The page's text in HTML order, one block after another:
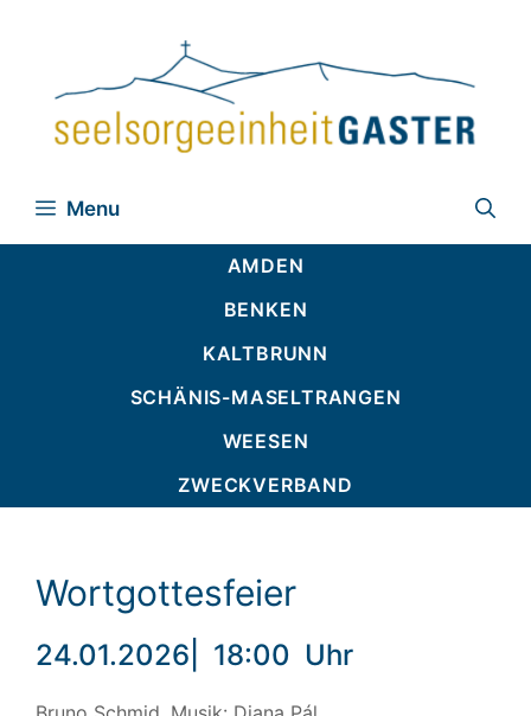
Menu
AMDEN
BENKEN
KALTBRUNN
SCHÄNIS-MASELTRANGEN
WEESEN
ZWECKVERBAND
Wortgottesfeier
24.01.2026 18:00 Uhr